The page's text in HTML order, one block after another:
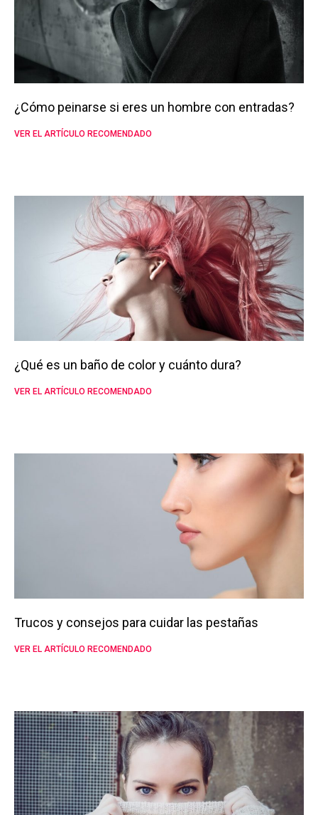
¿Cómo peinarse si eres un hombre con entradas?
VER EL ARTÍCULO RECOMENDADO
¿Qué es un baño de color y cuánto dura?
VER EL ARTÍCULO RECOMENDADO
Trucos y consejos para cuidar las pestañas
VER EL ARTÍCULO RECOMENDADO